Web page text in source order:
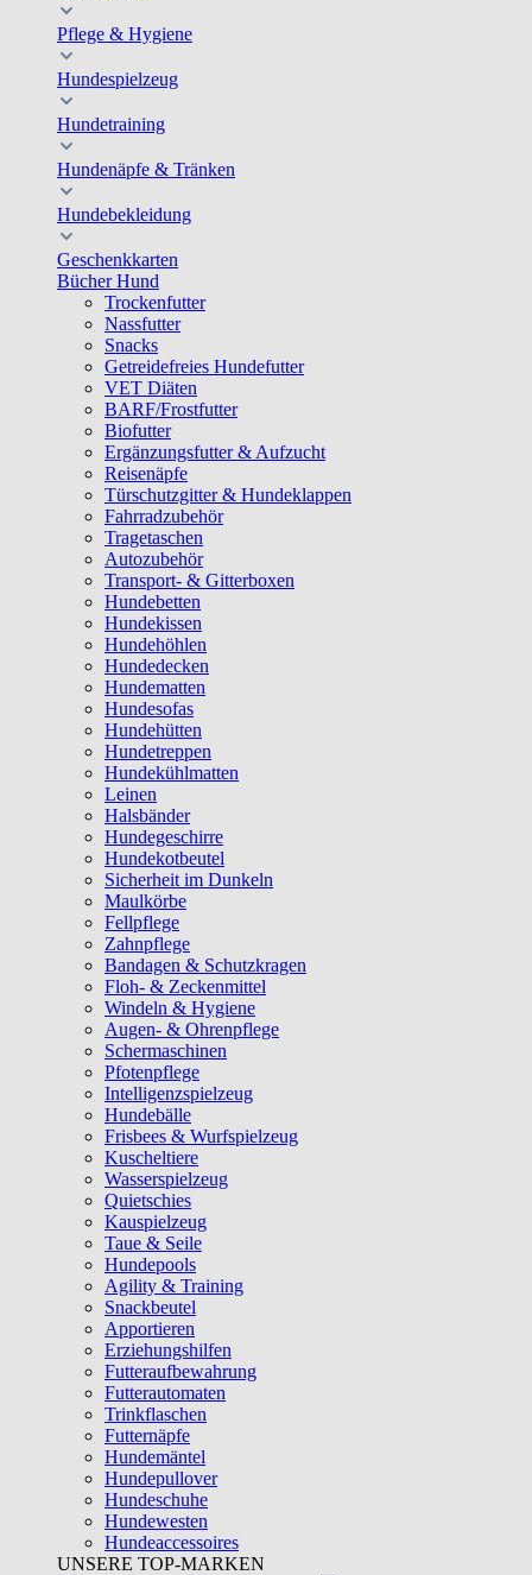
Pflege & Hygiene
Hundespielzeug
Hundetraining
Hundenäpfe & Tränken
Hundebekleidung
Geschenkkarten
Bücher Hund
Trockenfutter
Nassfutter
Snacks
Getreidefreies Hundefutter
VET Diäten
BARF/Frostfutter
Biofutter
Ergänzungsfutter & Aufzucht
Reisenäpfe
Türschutzgitter & Hundeklappen
Fahrradzubehör
Tragetaschen
Autozubehör
Transport- & Gitterboxen
Hundebetten
Hundekissen
Hundehöhlen
Hundedecken
Hundematten
Hundesofas
Hundehütten
Hundetreppen
Hundekühlmatten
Leinen
Halsbänder
Hundegeschirre
Hundekotbeutel
Sicherheit im Dunkeln
Maulkörbe
Fellpflege
Zahnpflege
Bandagen & Schutzkragen
Floh- & Zeckenmittel
Windeln & Hygiene
Augen- & Ohrenpflege
Schermaschinen
Pfotenpflege
Intelligenzspielzeug
Hundebälle
Frisbees & Wurfspielzeug
Kuscheltiere
Wasserspielzeug
Quietschies
Kauspielzeug
Taue & Seile
Hundepools
Agility & Training
Snackbeutel
Apportieren
Erziehungshilfen
Futteraufbewahrung
Futterautomaten
Trinkflaschen
Futternäpfe
Hundemäntel
Hundepullover
Hundeschuhe
Hundewesten
Hundeaccessoires
UNSERE TOP-MARKEN